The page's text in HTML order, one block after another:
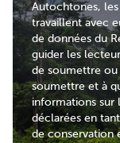
Autochtones,
travaillent avec
de données du
guider les
de soumettre
soumettre et à
informations sur
déclarées en
de conservation